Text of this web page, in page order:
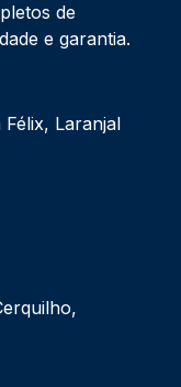
de
e garantia.
Laranjal